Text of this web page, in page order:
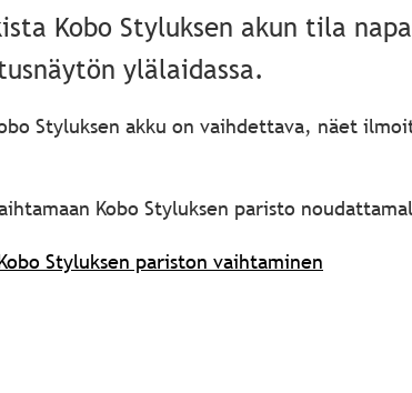
Kobo Styluksen akun tila
ylälaidassa.
Styluksen akku on vaihdettava, näet
Kobo Styluksen paristo
Styluksen pariston vaihtaminen